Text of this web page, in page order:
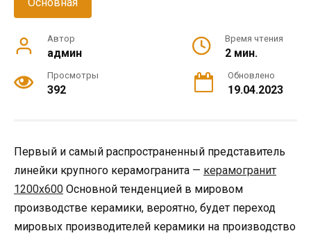
Автор
админ
Время чтения
2 мин.
Просмотры
392
Обновлено
19.04.2023
Первый и самый распространенный представитель
линейки крупного керамогранита — керамогранит
1200х600 Основной тенденцией в мировом
производстве керамики, вероятно, будет переход
мировых производителей керамики на производство